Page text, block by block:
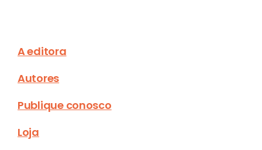
A editora
Autores
Publique conosco
Loja